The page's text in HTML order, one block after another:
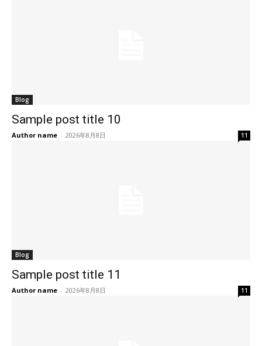
Blog
Sample post title 10
Author name - 2026年8月8日 11
Blog
Sample post title 11
Author name - 2026年8月8日 11